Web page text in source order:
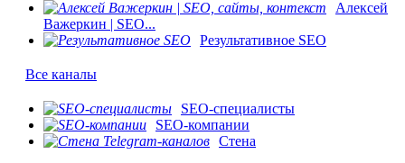
Алексей
Важеркин | SEO...
Результативное SEO
Все каналы
SEO-специалисты
SEO-компании
Стена